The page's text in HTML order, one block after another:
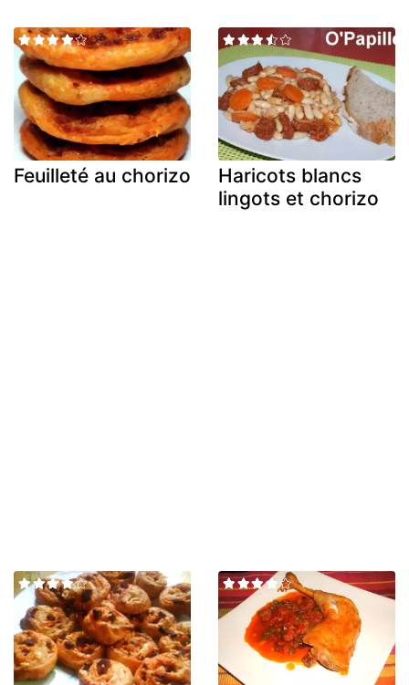
Feuilleté au chorizo
Haricots blancs
lingots et chorizo